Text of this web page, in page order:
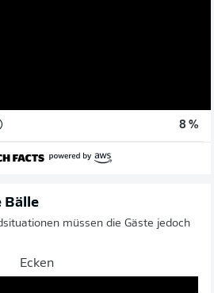
8 %
Bälle
müssen die Gäste jedoch
Ecken